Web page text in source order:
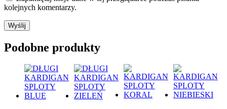
kolejnych komentarzy.
Podobne produkty